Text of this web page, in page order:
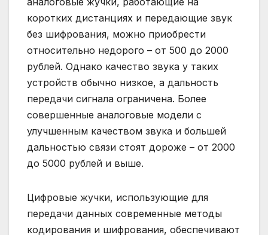
коротких дистанциях и передающие звук
без шифрования, можно приобрести
относительно недорого – от 500 до 2000
рублей. Однако качество звука у таких
устройств обычно низкое, а дальность
передачи сигнала ограничена. Более
совершенные аналоговые модели с
улучшенным качеством звука и большей
дальностью связи стоят дороже – от 2000
до 5000 рублей и выше.
Цифровые жучки, использующие для
передачи данных современные методы
кодирования и шифрования, обеспечивают